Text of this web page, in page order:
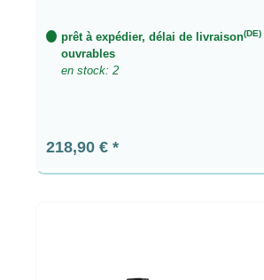
prêt à expédier, délai de livraison(DE)
ouvrables
en stock: 2
Prix régulier :
218,90 €